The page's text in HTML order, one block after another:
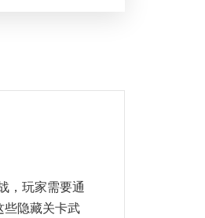
，玩家需要通
些隐藏关卡武